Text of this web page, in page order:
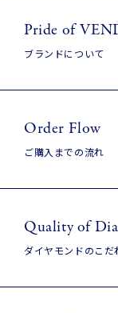
Pride of
ブランドについて
Order Flow
ご購入までの流れ
Quality of
ダイヤモンドのこだ